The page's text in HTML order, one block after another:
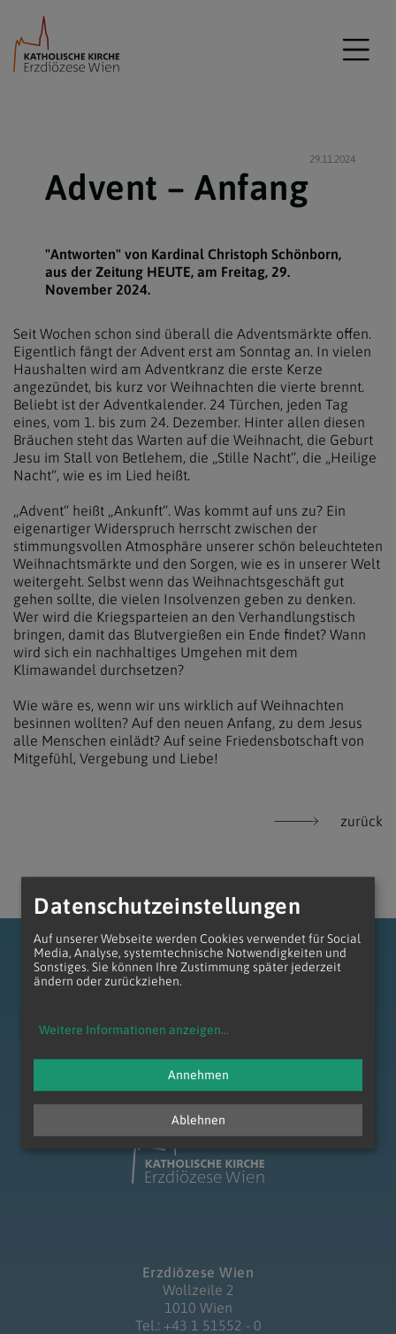
29.11.2024
Advent – Anfang
"Antworten" von Kardinal Christoph Schönborn,
aus der Zeitung HEUTE, am Freitag, 29.
November 2024.
Seit Wochen schon sind überall die Adventsmärkte offen.
Eigentlich fängt der Advent erst am Sonntag an. In vielen
Haushalten wird am Adventkranz die erste Kerze
angezündet, bis kurz vor Weihnachten die vierte brennt.
Beliebt ist der Adventkalender. 24 Türchen, jeden Tag
eines, vom 1. bis zum 24. Dezember. Hinter allen diesen
Bräuchen steht das Warten auf die Weihnacht, die Geburt
Jesu im Stall von Betlehem, die „Stille Nacht“, die „Heilige
Nacht“, wie es im Lied heißt.
„Advent“ heißt „Ankunft“. Was kommt auf uns zu? Ein
eigenartiger Widerspruch herrscht zwischen der
stimmungsvollen Atmosphäre unserer schön beleuchteten
Weihnachtsmärkte und den Sorgen, wie es in unserer Welt
weitergeht. Selbst wenn das Weihnachtsgeschäft gut
gehen sollte, die vielen Insolvenzen geben zu denken.
Wer wird die Kriegsparteien an den Verhandlungstisch
bringen, damit das Blutvergießen ein Ende findet? Wann
wird sich ein nachhaltiges Umgehen mit dem
Klimawandel durchsetzen?
Wie wäre es, wenn wir uns wirklich auf Weihnachten
besinnen wollten? Auf den neuen Anfang, zu dem Jesus
alle Menschen einlädt? Auf seine Friedensbotschaft von
Mitgefühl, Vergebung und Liebe!
zurück
zum Anfang der Seite
Erzdiözese Wien
Wollzeile 2
1010 Wien
Tel.: +43 1 51552 - 0
Datenschutzeinstellungen
Auf unserer Webseite werden Cookies verwendet für Social
Media, Analyse, systemtechnische Notwendigkeiten und
Sonstiges. Sie können Ihre Zustimmung später jederzeit
ändern oder zurückziehen.
Weitere Informationen anzeigen...
Ablehnen
Annehmen